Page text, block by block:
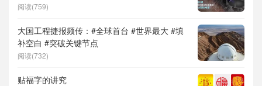
阅读(759)
大国工程捷报频传：#全球首台 #世界最大 #填
补空白 #突破关键节点
阅读(732)
贴福字的讲究